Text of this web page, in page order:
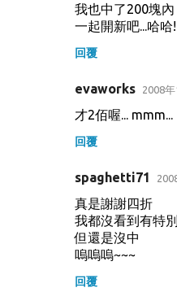
我也中了200塊內
一起開新吧...哈哈
回覆
evaworks 2008
才2佰喔... mmm...
回覆
spaghetti71
真是謝謝四折
我都沒看到有特
但還是沒中
嗚嗚嗚~~~
回覆